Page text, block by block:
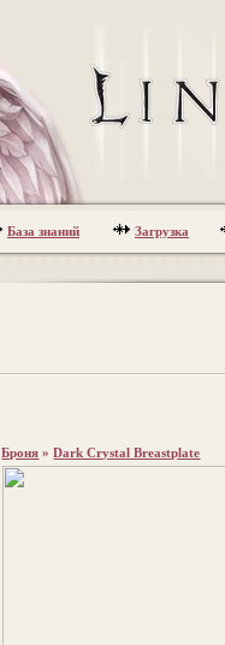
База знаний Загрузка
Броня »Dark Crystal Breastplate